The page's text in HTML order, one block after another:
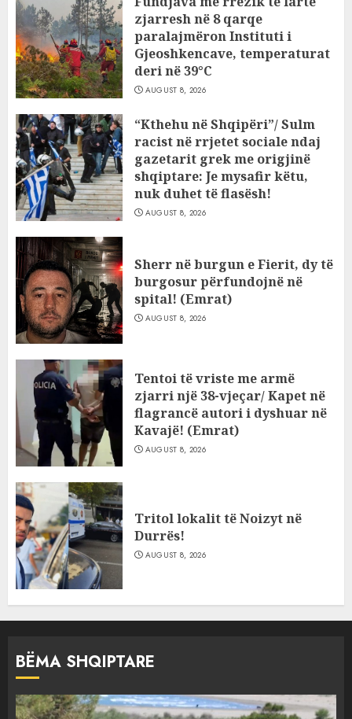
zjarresh në 8 qarqe
paralajmëron Instituti i
Gjeoshkencave, temperaturat
deri në 39°C
AUGUST 8, 2026
“Kthehu në Shqipëri”/ Sulm
racist në rrjetet sociale ndaj
gazetarit grek me origjinë
shqiptare: Je mysafir këtu,
nuk duhet të flasësh!
AUGUST 8, 2026
Sherr në burgun e Fierit, dy të
burgosur përfundojnë në
spital! (Emrat)
AUGUST 8, 2026
Tentoi të vriste me armë
zjarri një 38-vjeçar/ Kapet në
flagrancë autori i dyshuar në
Kavajë! (Emrat)
AUGUST 8, 2026
Tritol lokalit të Noizyt në
Durrës!
AUGUST 8, 2026
BËMA SHQIPTARE